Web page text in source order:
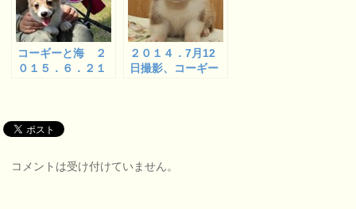
コーギーと海 ２
０１５．６．２１
２０１４．7月12
日撮影、コーギー
コメントは受け付けていません。